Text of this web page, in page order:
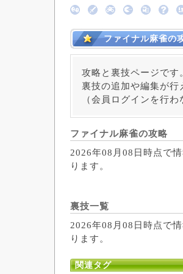
ファイナル麻雀の
攻略と裏技ページで
裏技の追加や編集が
（会員ログインを行
ファイナル麻雀の攻略
2026年08月08日時点で
ります。
裏技一覧
2026年08月08日時点で
ります。
関連タグ